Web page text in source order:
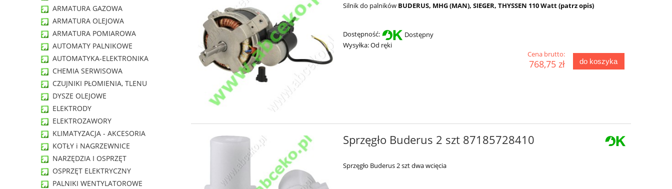
ARMATURA GAZOWA
ARMATURA OLEJOWA
ARMATURA POMIAROWA
AUTOMATY PALNIKOWE
AUTOMATYKA-ELEKTRONIKA
CHEMIA SERWISOWA
CZUJNIKI PŁOMIENIA, TLENU
DYSZE OLEJOWE
ELEKTRODY
ELEKTROZAWORY
KLIMATYZACJA - AKCESORIA
KOTŁY i NAGRZEWNICE
NARZĘDZIA I OSPRZĘT
OSPRZĘT ELEKTRYCZNY
PALNIKI WENTYLATOROWE
Silnik do palników BUDERUS, MHG (MAN), SIEGER, THYSSEN 110 Watt (patrz opis)
Dostępność:
Dostępny
Wysyłka:Od ręki
Cena brutto:
768,75 zł do koszyka
Sprzęgło Buderus 2 szt 87185728410
Sprzęgło Buderus 2 szt dwa wcięcia